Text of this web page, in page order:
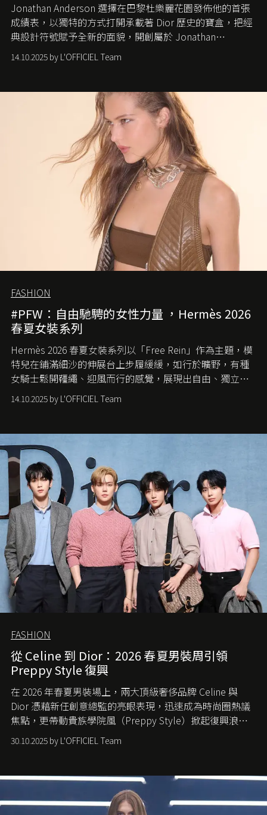
Jonathan Anderson 選擇在巴黎杜樂麗花園發佈他的首張
成績表，以獨特的方式打開承載著 Dior 歷史的寶盒，把經
典設計符號賦予全新的面貌，開創屬於 Jonathan
Anderson 的 Dior 時代。
14.10.2025 by L'OFFICIEL Team
FASHION
#PFW：自由馳騁的女性力量 ，Hermès 2026
春夏女裝系列
Hermès 2026 春夏女裝系列以「Free Rein」作為主題，模
特兒在鋪滿細沙的伸展台上步履緩緩，如行於曠野，有種
女騎士鬆開韁繩、迎風而行的感覺，展現出自由、獨立與
從容的態度。
14.10.2025 by L'OFFICIEL Team
FASHION
從 Celine 到 Dior：2026 春夏男裝周引領
Preppy Style 復興
在 2026 年春夏男裝場上，兩大頂級奢侈品牌 Celine 與
Dior 憑藉新任創意總監的亮眼表現，迅速成為時尚圈熱議
焦點，更帶動貴族學院風（Preppy Style）掀起復興浪
潮，讓這股經典風格再度回到大眾視線。
30.10.2025 by L'OFFICIEL Team